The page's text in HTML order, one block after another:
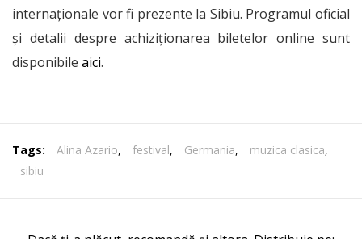
internaționale vor fi prezente la Sibiu. Programul oficial
și detalii despre achiziționarea biletelor online sunt
disponibile aici.
Tags: Alina Azario, festival, Germania, muzica clasica,
sibiu